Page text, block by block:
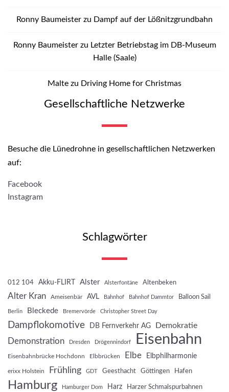
Ronny Baumeister zu Dampf auf der Lößnitzgrundbahn
Ronny Baumeisterzu Letzter Betriebstag im DB-Museum
Halle (Saale)
Malte zu Driving Home for Christmas
Gesellschaftliche Netzwerke
Besuche die Lünedrohne in gesellschaftlichen Netzwerken
auf:
Facebook
Instagram
Schlagwörter
012 104 Akku-FLIRT Alster Alsterfontäne Altenbeken
Alter Kran Ameisenbär AVL Bahnhof Bahnhof Dammtor Balloon Sail
Berlin Bleckede Bremervörde Christopher Street Day
Dampflokomotive DB Fernverkehr AG Demokratie
Demonstration Dresden Drögennindorf Eisenbahn
Eisenbahnbrücke Hochdonn Elbbrücken Elbe Elbphilharmonie
erixx Holstein Frühling GDT Geesthacht Göttingen Hafen
Hamburg Hamburger Dom Harz Harzer Schmalspurbahnen